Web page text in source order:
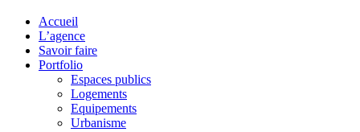
Accueil
L’agence
Savoir faire
Portfolio
Espaces publics
Logements
Equipements
Urbanisme